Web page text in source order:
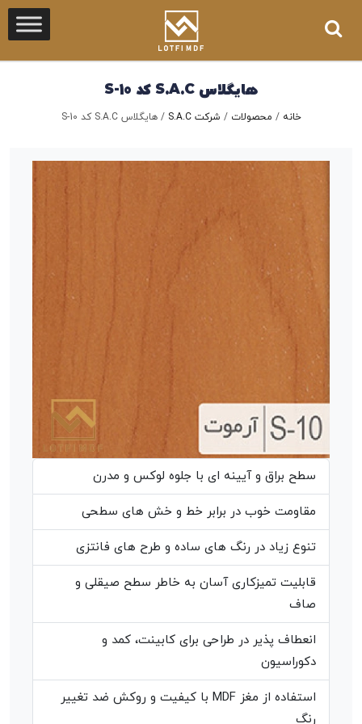
هایگلاس S.A.C کد S-10
خانه / محصولات / شرکت S.A.C /هایگلاس S.A.C کد S-10
سطح براق و آیینه ای با جلوه لوکس و مدرن
مقاومت خوب در برابر خط و خش های سطحی
تنوع زیاد در رنگ های ساده و طرح های فانتزی
قابلیت تمیزکاری آسان به خاطر سطح صیقلی و
صاف
انعطاف پذیر در طراحی برای کابینت، کمد و
دکوراسیون
استفاده از مغز MDF با کیفیت و روکش ضد تغییر
رنگ